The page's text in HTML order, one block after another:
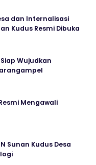
dan Internalisasi
Kudus Resmi Dibuka
Wujudkan
Mengawali
Sunan Kudus Desa